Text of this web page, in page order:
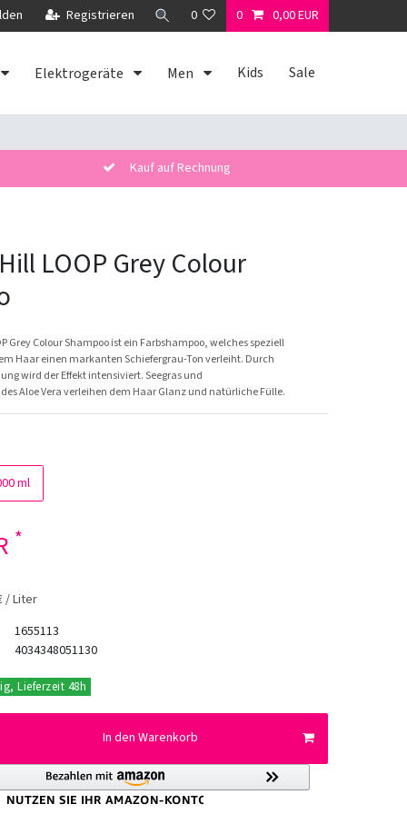
Registrieren 0 0 0,00 EUR
Elektrogeräte Men Kids Sale
Kauf auf Rechnung
LOOP Grey Colour
Grey Colour Shampoo ist ein Farbshampoo, welches speziell
Haar einen markanten Schiefergrau-Ton verleiht. Durch
wird der Effekt intensiviert. Seegras und
Aloe Vera verleihen dem Haar Glanz und natürliche Fülle.
ml
*
/ Liter
1655113
4034348051130
Lieferzeit 48h
In den Warenkorb